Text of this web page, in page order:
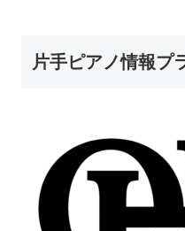
片手ピアノ情報プ